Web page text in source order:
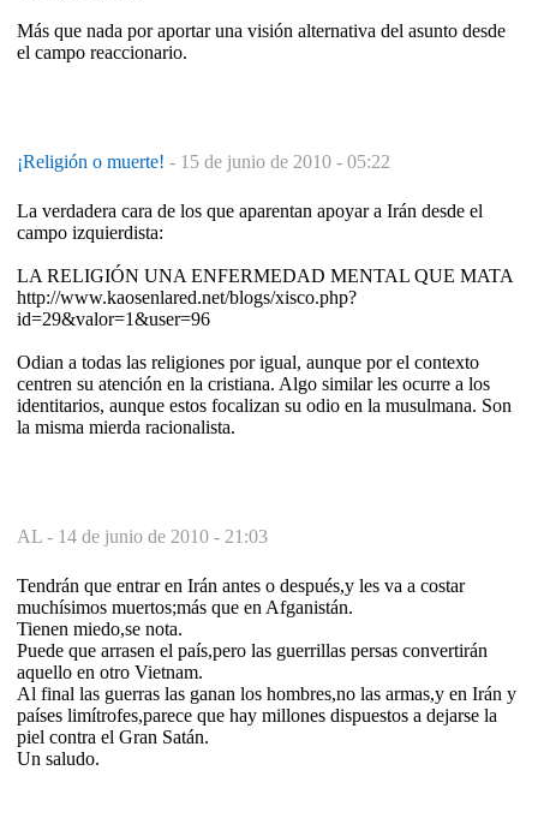
Más que nada por aportar una visión alternativa del asunto desde
el campo reaccionario.
¡Religión o muerte! - 15 de junio de 2010 - 05:22
La verdadera cara de los que aparentan apoyar a Irán desde el
campo izquierdista:
LA RELIGIÓN UNA ENFERMEDAD MENTAL QUE MATA
http://www.kaosenlared.net/blogs/xisco.php?
id=29&valor=1&user=96
Odian a todas las religiones por igual, aunque por el contexto
centren su atención en la cristiana. Algo similar les ocurre a los
identitarios, aunque estos focalizan su odio en la musulmana. Son
la misma mierda racionalista.
AL - 14 de junio de 2010 - 21:03
Tendrán que entrar en Irán antes o después,y les va a costar
muchísimos muertos;más que en Afganistán.
Tienen miedo,se nota.
Puede que arrasen el país,pero las guerrillas persas convertirán
aquello en otro Vietnam.
Al final las guerras las ganan los hombres,no las armas,y en Irán y
países limítrofes,parece que hay millones dispuestos a dejarse la
piel contra el Gran Satán.
Un saludo.